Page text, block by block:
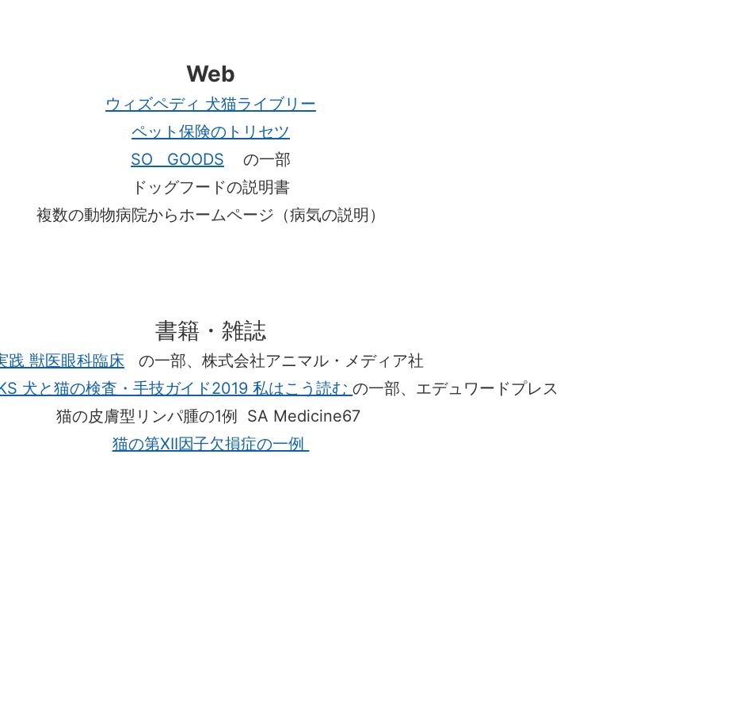
Web
ウィズペディ 犬猫ライブリー
ペット保険のトリセツ
SO GOODS の一部
ドッグフードの説明書
複数の動物病院からホームページ（病気の説明）
書籍・雑誌
践 獣医眼科臨床 の一部、株式会社アニマル・メディア社
犬と猫の検査・手技ガイド2019 私はこう読むの一部、エデュワードプレス
猫の皮膚型リンパ腫の1例 SA Medicine67
猫の第XII因子欠損症の一例